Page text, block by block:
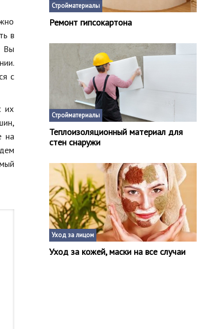
в
Вы
с
их
на
Стройматериалы
Ремонт гипсокартона
Стройматериалы
Теплоизоляционный материал для
стен снаружи
Уход за лицом
Уход за кожей, маски на все случаи